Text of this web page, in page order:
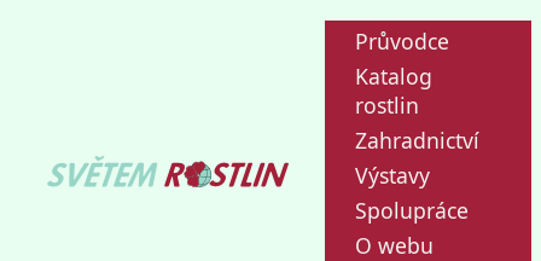
Průvodce
Katalog
rostlin
Zahradnictví
Výstavy
Spolupráce
O webu